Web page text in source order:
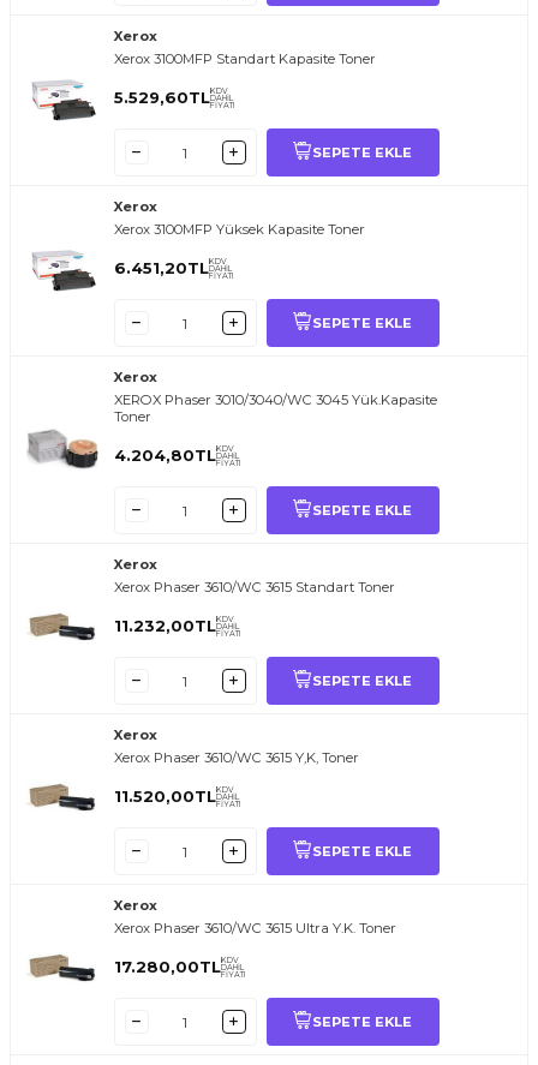
Xerox
Xerox 3100MFP Standart Kapasite Toner
5.529,60TLKDV
DAHİL
FİYATI
SEPETE EKLE
Xerox
Xerox 3100MFP Yüksek Kapasite Toner
6.451,20TLKDV
DAHİL
FİYATI
SEPETE EKLE
Xerox
XEROX Phaser 3010/3040/WC 3045 Yük.Kapasite
Toner
4.204,80TLKDV
DAHİL
FİYATI
SEPETE EKLE
Xerox
Xerox Phaser 3610/WC 3615 Standart Toner
11.232,00TLKDV
DAHİL
FİYATI
SEPETE EKLE
Xerox
Xerox Phaser 3610/WC 3615 Y,K, Toner
11.520,00TLKDV
DAHİL
FİYATI
SEPETE EKLE
Xerox
Xerox Phaser 3610/WC 3615 Ultra Y.K. Toner
17.280,00TLKDV
DAHİL
FİYATI
SEPETE EKLE